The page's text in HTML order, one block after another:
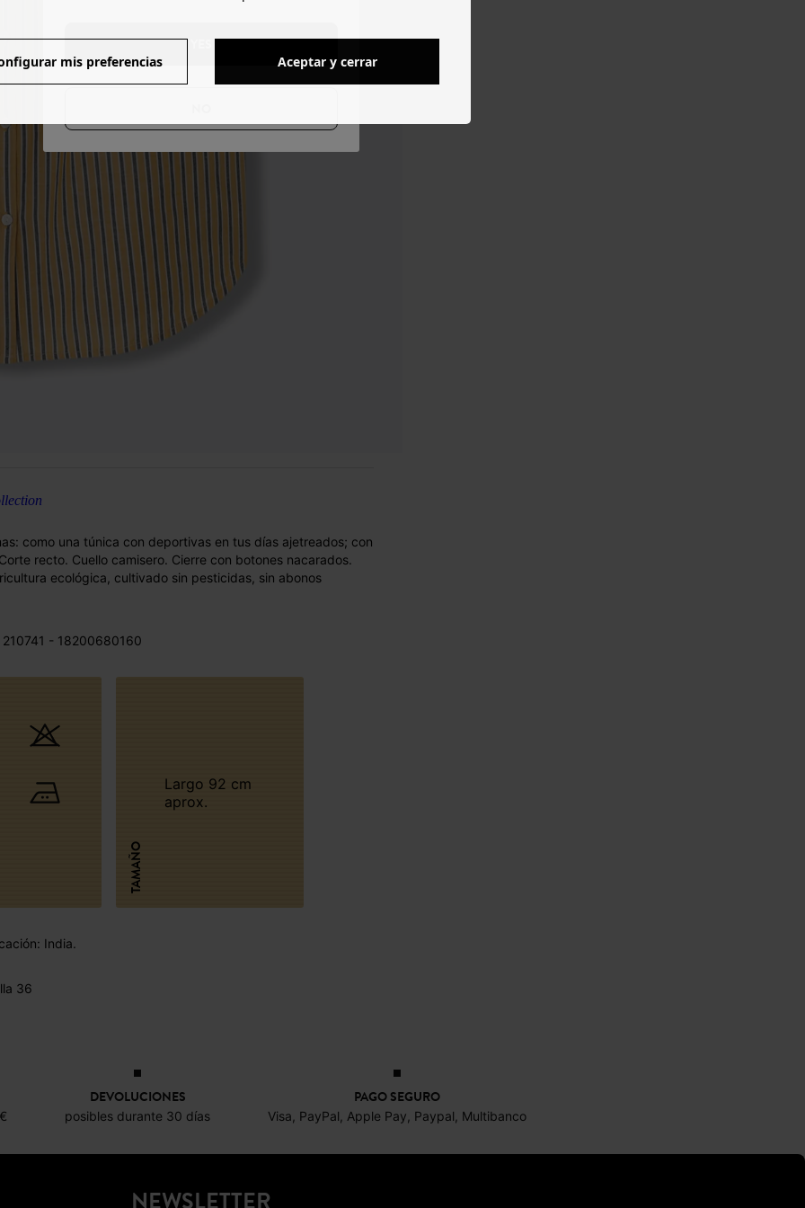
como una túnica con deportivas en tus días ajetreados; con
recto. Cuello camisero. Cierre con botones nacarados.
ecológica, cultivado sin pesticidas, sin abonos
210741 - 18200680160
TAMAÑO
Largo 92 cm
aprox.
India.
36
DEVOLUCIONES
posibles durante 30 días
PAGO SEGURO
Visa, PayPal, Apple Pay, Paypal, Multibanco
mis preferencias Aceptar y cerrar